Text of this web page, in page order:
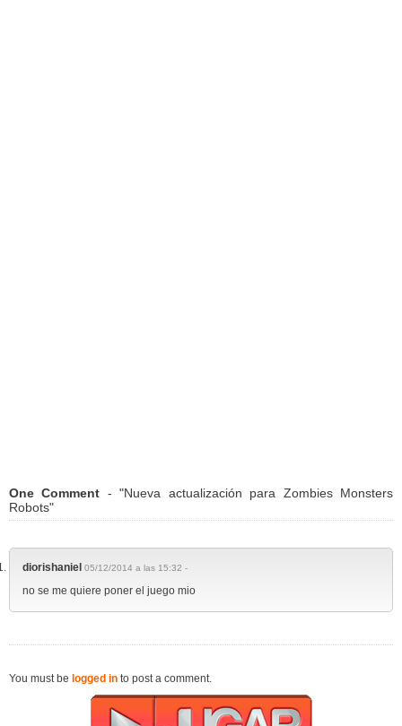
One Comment - "Nueva actualización para Zombies Monsters
Robots"
diorishaniel 05/12/2014 a las 15:32 -
no se me quiere poner el juego mio
You must be logged in to post a comment.